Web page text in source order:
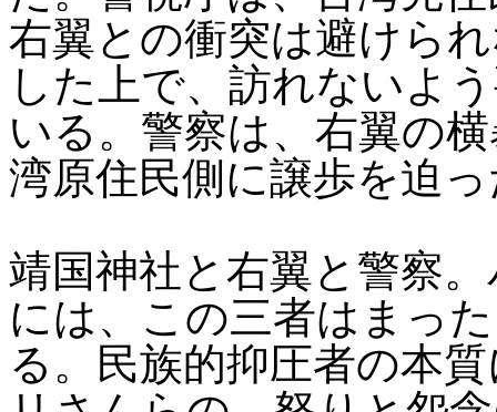
右翼との衝突は避けら
した上で、訪れないよ
いる。警察は、右翼の
湾原住民側に譲歩を迫
靖国神社と右翼と警察
には、この三者はまっ
る。民族的抑圧者の本